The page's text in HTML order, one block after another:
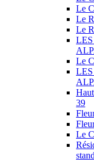
Le
Le
Le
Le
39
Le